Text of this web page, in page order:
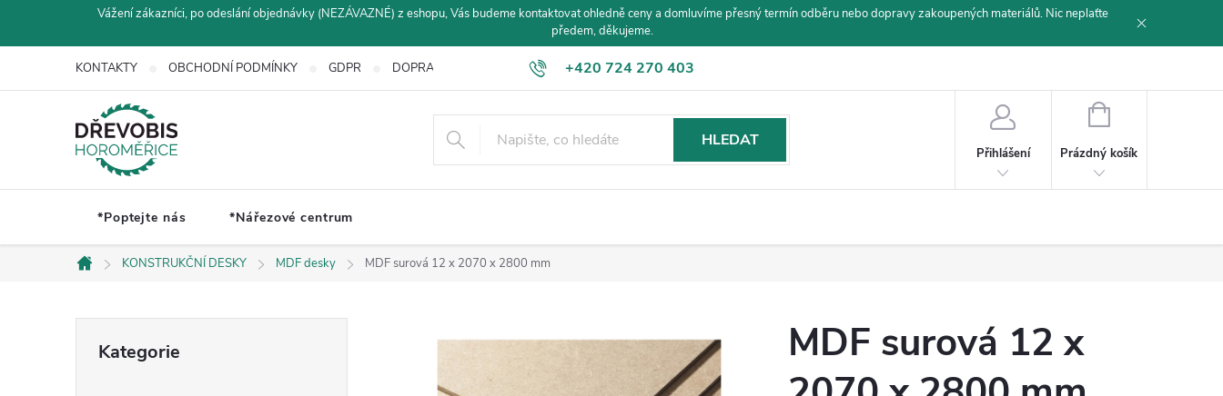
Vážení zákazníci, po odeslání objednávky (NEZÁVAZNÉ) z eshopu, Vás budeme kontaktovat ohledně ceny a domluvíme přesný termín odběru nebo dopravy zakoupených materiálů. Nic neplaťte
předem, děkujeme.
+420 724 270 403
KONTAKTY OBCHODNÍ PODMÍNKY GDPR DOPRAVA A PLATBA
HLEDAT
Přihlášení
NÁKUPNÍ
Prázdný košík
*Poptejte nás *Nářezové centrum
Domů
KONSTRUKČNÍ DESKY MDF desky MDF surová 12 x 2070 x 2800 mm
kategorie
Kategorie
MDF surová 12 x